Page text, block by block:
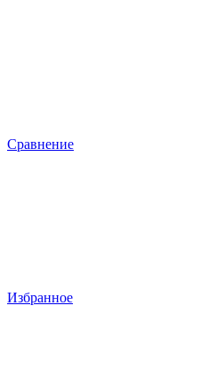
Сравнение
Избранное